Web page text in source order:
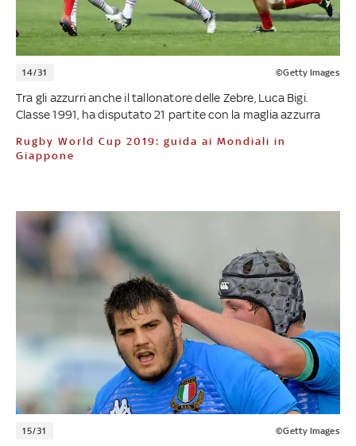
14/31 ©Getty Images
Tra gli azzurri anche il tallonatore delle Zebre, Luca Bigi.
Classe 1991, ha disputato 21 partite con la maglia azzurra
Rugby World Cup 2019: guida ai Mondiali in
Giappone
15/31 ©Getty Images